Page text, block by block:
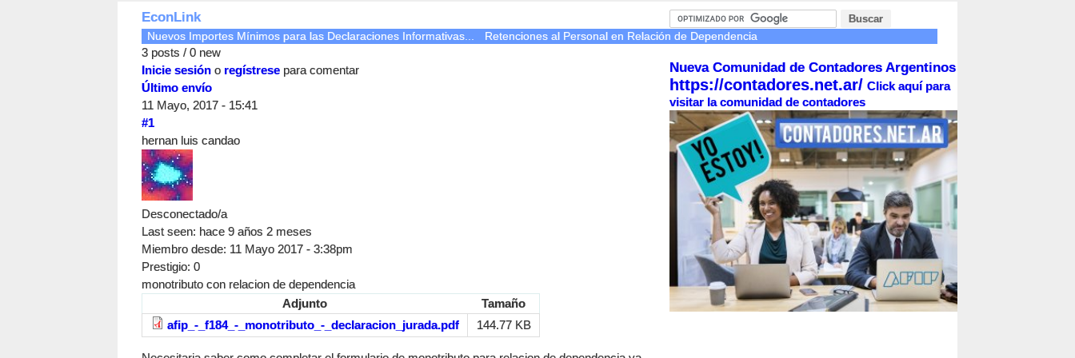
EconLink
Nuevos Importes Mínimos para las Declaraciones Informativas... Retenciones al Personal en Relación de Dependencia
3 posts / 0 new
Inicie sesión o regístrese para comentar
Último envío
11 Mayo, 2017 - 15:41
#1
hernan luis candao
Desconectado/a
Last seen: hace 9 años 2 meses
Miembro desde: 11 Mayo 2017 - 3:38pm
Prestigio: 0
monotributo con relacion de dependencia
Adjunto
Tamaño
afip_-_f184_-_monotributo_-_declaracion_jurada.pdf
144.77 KB
Nueva Comunidad de Contadores Argentinos
https://contadores.net.ar/ Click aquí para
visitar la comunidad de contadores